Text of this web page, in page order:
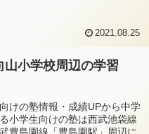
2021.08.25
小学校周辺の学習
けの塾情報・成績UPから中学
小学生向けの塾は西武池袋線